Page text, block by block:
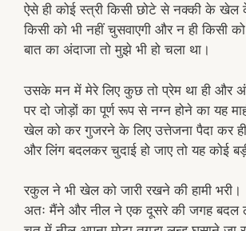
ऐसे ही कोई स्त्री किसी छोटे से नक्की के
किसी को भी नहीं चुसवाएगी और न ही किसी
बात का अंदाजा तो मुझे भी हो चला था।
उसके मन में मेरे लिए कुछ तो प्रेम था ही और
पर दो जोड़ों का पूर्ण रूप से नग्न होने का यह
खेल को कर गुजरने के लिए उत्तेजना पैदा कर ही
और लिंग बदलकर चुदाई हो जाए तो यह कोई
रकुल ने भी खेल को जारी रखने की हामी भरी।
अतः मैंने और नील ने एक दूसरे की जगह बदल